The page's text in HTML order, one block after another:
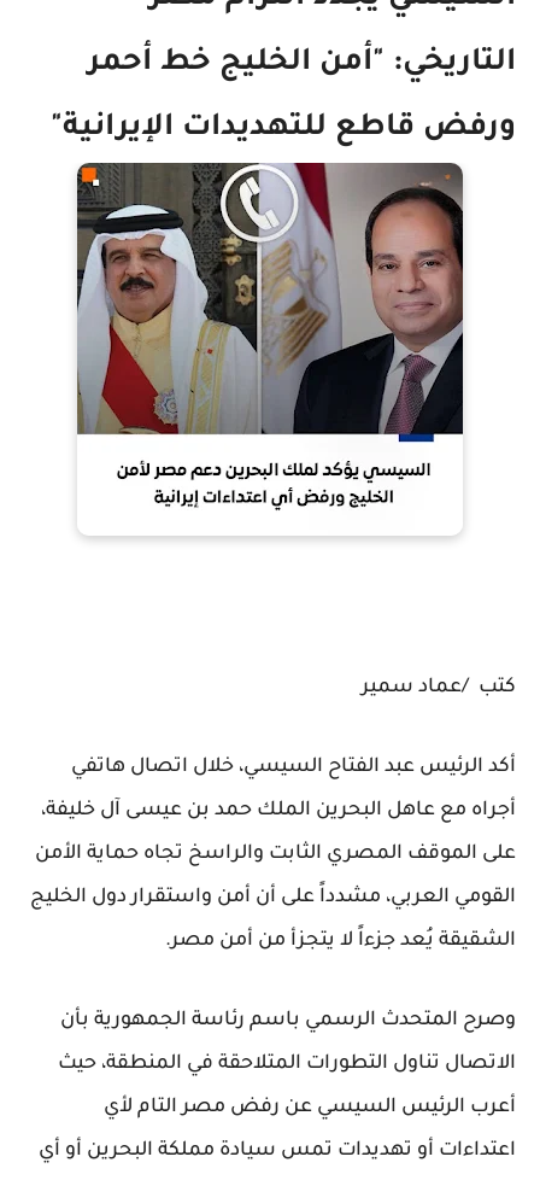
التاريخي: "أمن الخليج خط أحمر
ورفض قاطع للتهديدات الإيرانية"
كتب /عماد سمير
​أكد الرئيس عبد الفتاح السيسي، خلال اتصال هاتفي
أجراه مع عاهل البحرين الملك حمد بن عيسى آل خليفة،
على الموقف المصري الثابت والراسخ تجاه حماية الأمن
القومي العربي، مشدداً على أن أمن واستقرار دول الخليج
الشقيقة يُعد جزءاً لا يتجزأ من أمن مصر.
​وصرح المتحدث الرسمي باسم رئاسة الجمهورية بأن
الاتصال تناول التطورات المتلاحقة في المنطقة، حيث
أعرب الرئيس السيسي عن رفض مصر التام لأي
اعتداءات أو تهديدات تمس سيادة مملكة البحرين أو أي